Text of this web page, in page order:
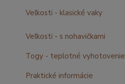
Veľkosti - klasické vaky
Veľkosti - s nohavičkami
Togy - teplotné vyhotovenie
Praktické informácie